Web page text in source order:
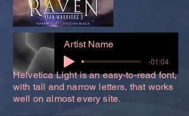
Artist Name
-01:04
Helvetica Light is an easy-to-read font,
with tall and narrow letters, that works
well on almost every site.